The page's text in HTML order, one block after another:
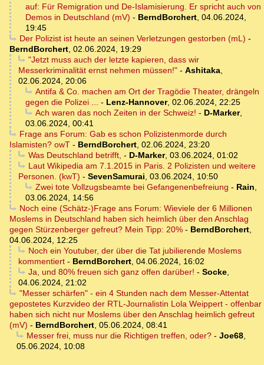
auf: Für Remigration und De-Islamisierung. Er spricht auch von
Demos in Deutschland (mV) - BerndBorchert, 04.06.2024,
19:45
Der Polizist ist heute an seinen Verletzungen gestorben (mL) -
BerndBorchert, 02.06.2024, 19:29
"Jetzt muss auch der letzte kapieren, dass wir
Messerkriminalität ernst nehmen müssen!" - Ashitaka,
02.06.2024, 20:06
Antifa & Co. machen am Ort der Tragödie Theater, drängeln
gegen die Polizei ... - Lenz-Hannover, 02.06.2024, 22:25
Ach waren das noch Zeiten in der Schweiz! - D-Marker,
03.06.2024, 00:41
Frage ans Forum: Gab es schon Polizistenmorde durch
Islamisten? owT - BerndBorchert, 02.06.2024, 23:20
Was Deutschland betrifft, - D-Marker, 03.06.2024, 01:02
Laut Wikipedia am 7.1.2015 in Paris. 2 Polizisten und weitere
Personen. (kwT) - SevenSamurai, 03.06.2024, 10:50
Zwei tote Vollzugsbeamte bei Gefangenenbefreiung - Rain,
03.06.2024, 14:56
Noch eine (Schätz-)Frage ans Forum: Wieviele der 6 Millionen
Moslems in Deutschland haben sich heimlich über den Anschlag
gegen Stürzenberger gefreut? Mein Tipp: 20% - BerndBorchert,
04.06.2024, 12:25
Noch ein Youtuber, der über die Tat jubilierende Moslems
kommentiert - BerndBorchert, 04.06.2024, 16:02
Ja, und 80% freuen sich ganz offen darüber! - Socke,
04.06.2024, 21:02
"Messer schärfen" - ein 4 Stunden nach dem Messer-Attentat
gepostetes Kurzvideo der RTL-Journalistin Lola Weippert - offenbar
haben sich nicht nur Moslems über den Anschlag heimlich gefreut
(mV) - BerndBorchert, 05.06.2024, 08:41
Messer frei, muss nur die Richtigen treffen, oder?- Joe68,
05.06.2024, 10:08